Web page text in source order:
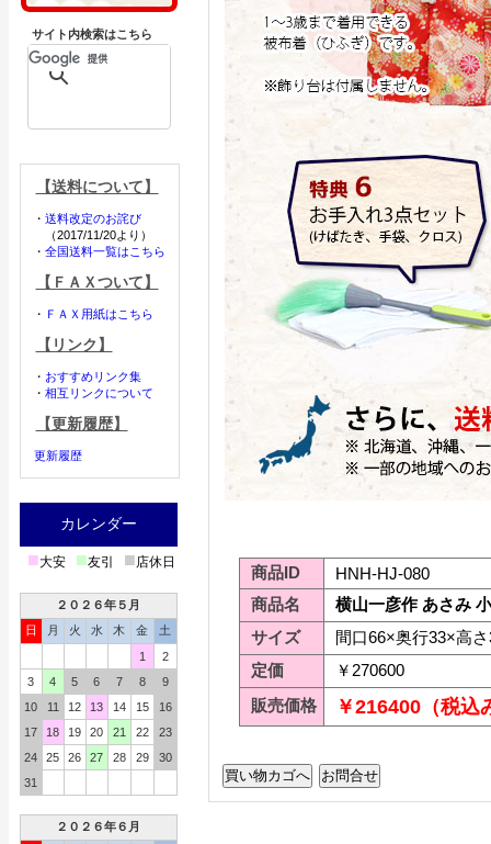
サイト内検索はこちら
【送料について】
・ 送料改定のお詫び
（2017/11/20より）
・ 全国送料一覧はこちら
【ＦＡＸついて】
・ ＦＡＸ用紙はこちら
【リンク】
・ おすすめリンク集
・ 相互リンクについて
【更新履歴】
更新履歴
カレンダー
■大安 ■友引 ■店休日
２０２６年５月
日
月 火 水 木 金
土
1
2
3
4 5 6 7 8
9
10
11 12 13 14 15
16
17
18 19 20 21 22
23
24
25 26 27 28 29
30
31
２０２６年６月
商品ID
HNH-HJ-080
商品名
横山一彦作 あさみ
サイズ
間口66×奥行33×高
定価
￥270600
販売価格
￥216400（税込